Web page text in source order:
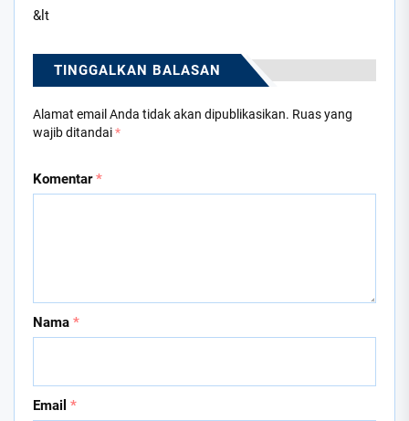
&lt
TINGGALKAN BALASAN
Alamat email Anda tidak akan dipublikasikan. Ruas yang
wajib ditandai*
Komentar*
Nama *
Email *